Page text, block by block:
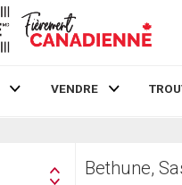
VENDRE
votre